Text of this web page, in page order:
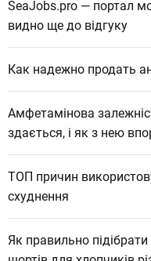
SeaJobs.pro — портал
видно ще до відгуку
Как надежно продать
Амфетамінова
здається, і як з нею
ТОП причин
схуднення
Як правильно